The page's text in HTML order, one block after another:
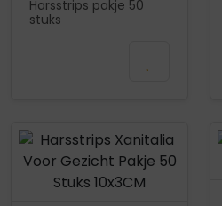
Harsstrips pakje 50
stuks
Product openen